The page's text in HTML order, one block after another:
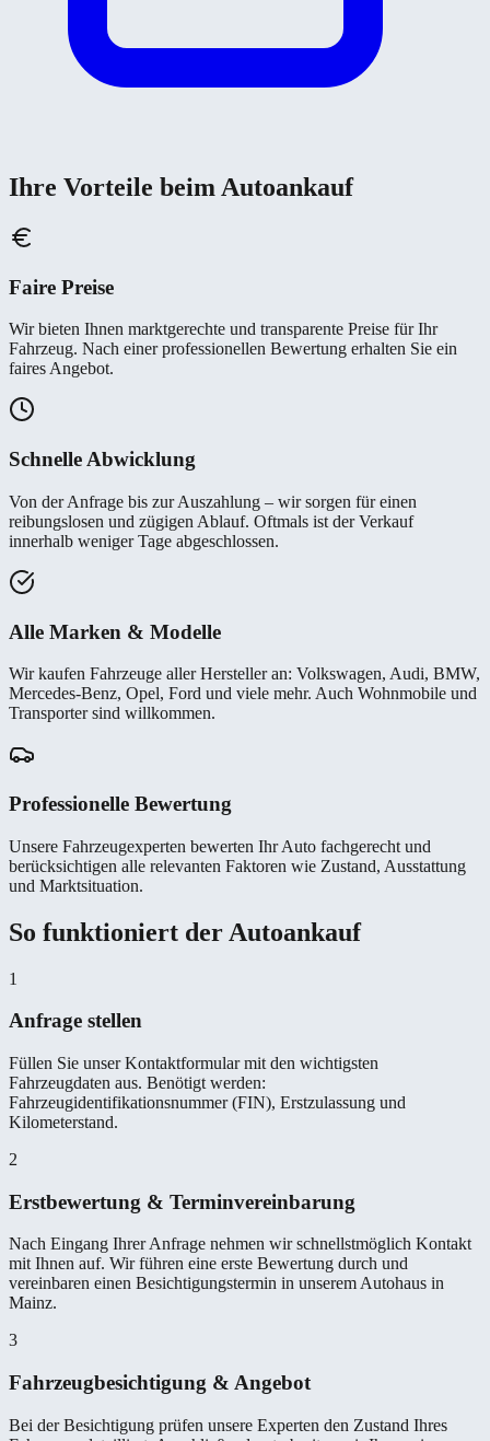
Ihre Vorteile beim Autoankauf
Faire Preise
Wir bieten Ihnen marktgerechte und transparente Preise für Ihr
Fahrzeug. Nach einer professionellen Bewertung erhalten Sie ein
faires Angebot.
Schnelle Abwicklung
Von der Anfrage bis zur Auszahlung – wir sorgen für einen
reibungslosen und zügigen Ablauf. Oftmals ist der Verkauf
innerhalb weniger Tage abgeschlossen.
Alle Marken & Modelle
Wir kaufen Fahrzeuge aller Hersteller an: Volkswagen, Audi, BMW,
Mercedes-Benz, Opel, Ford und viele mehr. Auch Wohnmobile und
Transporter sind willkommen.
Professionelle Bewertung
Unsere Fahrzeugexperten bewerten Ihr Auto fachgerecht und
berücksichtigen alle relevanten Faktoren wie Zustand, Ausstattung
und Marktsituation.
So funktioniert der Autoankauf
1
Anfrage stellen
Füllen Sie unser Kontaktformular mit den wichtigsten
Fahrzeugdaten aus. Benötigt werden:
Fahrzeugidentifikationsnummer (FIN), Erstzulassung und
Kilometerstand.
2
Erstbewertung & Terminvereinbarung
Nach Eingang Ihrer Anfrage nehmen wir schnellstmöglich Kontakt
mit Ihnen auf. Wir führen eine erste Bewertung durch und
vereinbaren einen Besichtigungstermin in unserem Autohaus in
Mainz.
3
Fahrzeugbesichtigung & Angebot
Bei der Besichtigung prüfen unsere Experten den Zustand Ihres